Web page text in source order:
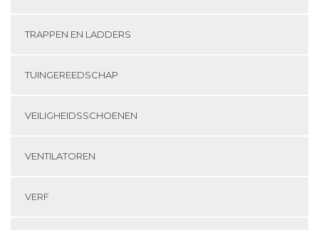
TRAPPEN EN LADDERS
TUINGEREEDSCHAP
VEILIGHEIDSSCHOENEN
VENTILATOREN
VERF